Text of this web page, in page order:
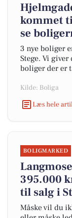
kommet
se
3 nye boliger
Stege. Vi
boliger der er
Kilde: Boliga
Læs hele
BOLIGMARKED
395.000
til salg i
Måske vil du